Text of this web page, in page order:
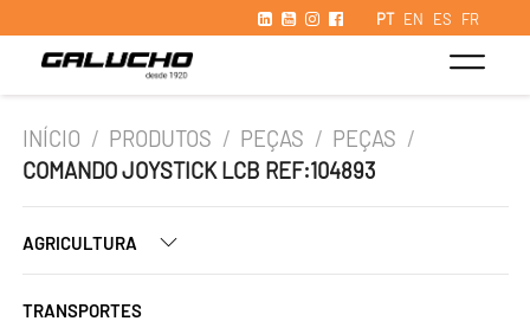
PT EN ES FR
INÍCIO / PRODUTOS / PEÇAS / PEÇAS /
COMANDO JOYSTICK LCB REF:104893
AGRICULTURA
TRANSPORTES